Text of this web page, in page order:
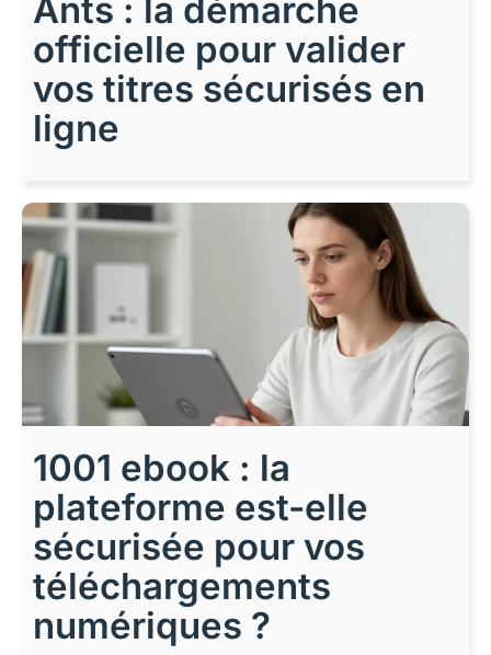
Ants : la démarche
officielle pour valider
vos titres sécurisés en
ligne
1001 ebook : la
plateforme est-elle
sécurisée pour vos
téléchargements
numériques ?